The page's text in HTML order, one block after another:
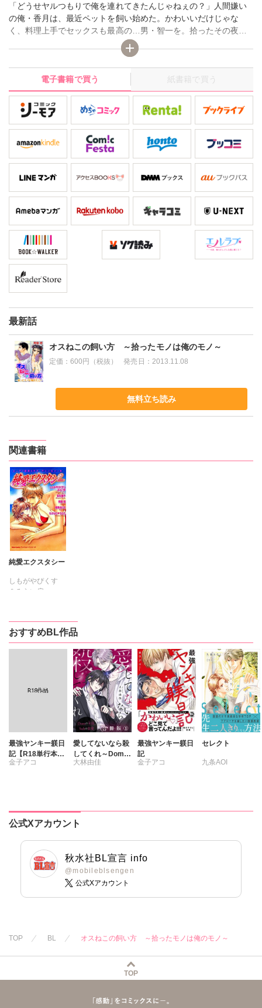
「どうせヤルつもりで俺を連れてきたんじゃねぇの？」人間嫌い
の俺・香月は、最近ペットを飼い始めた。かわいいだけじゃな
く、料理上手でセックスも最高の…男・智一を。拾ったその夜か
ら淫らに俺のモノを咥えこみ、お尻を突き出しヒワイにおねだ
り。かわりばんこに突いて突かれて♂ やべっ…こいつのココ、
気持ちよすぎて、今夜はもうヌケないかも…。
電子書籍で買う
紙書籍で買う
最新話
オスねこの飼い方 ～拾ったモノは俺のモノ～
定価：600円（税抜） 発売日： 2013.11.08
無料立ち読み
関連書籍
純愛エクスタシー
しもがやぴくす
＆みらい戻
青樹總 宝生園子
櫻美ありさ
おすすめBL作品
最強ヤンキー躾日
記【R18単行本
版】
金子アコ
愛してないなら殺
してくれ～Domの
本能、Subの慈愛
大林由佳
最強ヤンキー躾日
記
金子アコ
セレクト
九条AOI
公式Xアカウント
秋水社BL宣言 info
@mobileblsengen
公式Xアカウント
TOP BL オスねこの飼い方 ～拾ったモノは俺のモノ～
TOP